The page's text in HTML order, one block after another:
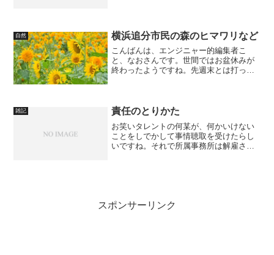
たが、今日の横浜地方は、...
自然 横浜追分市民の森のヒマワリなど
こんばんは、エンジニャー的編集者こ
と、なおさんです。世間ではお盆休みが
終わったようですね。先週末とは打って
すね。さて、好天の日曜日、横...
雑記 責任のとりかた
お笑いタレントの何某が、何かいけない
ことをしでかして事情聴取を受けたらし
いですね。それで所属事務所は解雇され
スポンサーリンク